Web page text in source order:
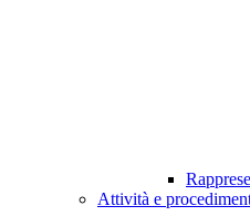
Attività e